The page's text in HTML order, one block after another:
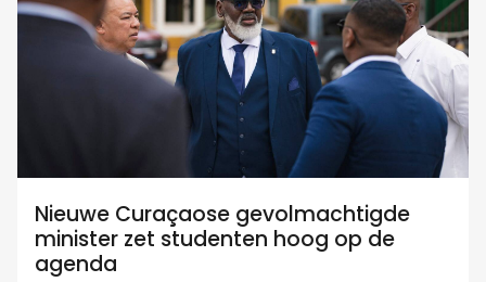
Nieuwe Curaçaose gevolmachtigde
minister zet studenten hoog op de
agenda